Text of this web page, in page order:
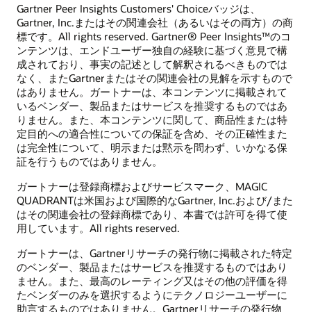
Gartner Peer Insights Customers' Choiceバッジは、
Gartner, Inc.またはその関連会社（あるいはその両方）の商
標です。All rights reserved. Gartner® Peer Insights™のコ
ンテンツは、エンドユーザー独自の経験に基づく意見で構
成されており、事実の記述として解釈されるべきものでは
なく、またGartnerまたはその関連会社の見解を示すもので
はありません。ガートナーは、本コンテンツに掲載されて
いるベンダー、製品またはサービスを推奨するものではあ
りません。また、本コンテンツに関して、商品性または特
定目的への適合性についての保証を含め、その正確性また
は完全性について、明示または黙示を問わず、いかなる保
証を行うものではありません。
ガートナーは登録商標およびサービスマーク、MAGIC
QUADRANTは米国および国際的なGartner, Inc.および/また
はその関連会社の登録商標であり、本書では許可を得て使
用しています。All rights reserved.
ガートナーは、Gartnerリサーチの発行物に掲載された特定
のベンダー、製品またはサービスを推奨するものではあり
ません。また、最高のレーティング又はその他の評価を得
たベンダーのみを選択するようにテクノロジーユーザーに
助言するものではありません。Gartnerリサーチの発行物